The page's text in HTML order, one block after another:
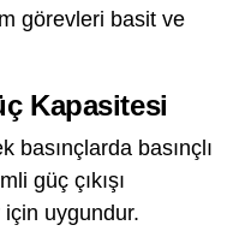
görevleri basit ve
Kapasitesi
basınçlarda basınçlı
güç çıkışı
uygundur.